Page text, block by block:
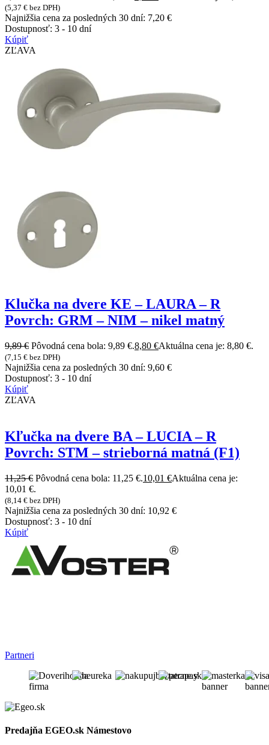
(5,37 € bez DPH)
Najnižšia cena za posledných 30 dní: 7,20 €
Dostupnosť: 3 - 10 dní
Kúpiť
ZĽAVA
Klučka na dvere KE – LAURA – R
Povrch: GRM – NIM – nikel matný
9,89€ Pôvodná cena bola: 9,89 €.8,80 €Aktuálna cena je: 8,80 €.
(7,15 € bez DPH)
Najnižšia cena za posledných 30 dní: 9,60 €
Dostupnosť: 3 - 10 dní
Kúpiť
ZĽAVA
Kľučka na dvere BA – LUCIA – R
Povrch: STM – strieborná matná (F1)
11,25€ Pôvodná cena bola: 11,25 €.10,01 €Aktuálna cena je:
10,01 €.
(8,14 € bez DPH)
Najnižšia cena za posledných 30 dní: 10,92 €
Dostupnosť: 3 - 10 dní
Kúpiť
Partneri
Predajňa EGEO.sk Námestovo